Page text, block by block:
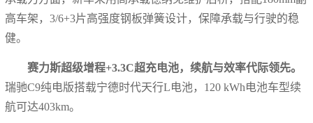
高车架，3/6+3片高强度钢板弹簧设计，保障承载与行驶的稳
健。
赛力斯超级增程+3.3C超充电池，续航与效率代际领先。
瑞驰C9纯电版搭载宁德时代天行L电池，120 kWh电池车型续
航可达403km。